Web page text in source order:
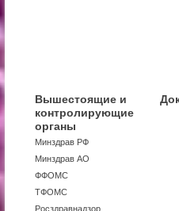
Вышестоящие и
контролирующие
органы
Минздрав РФ
Минздрав АО
ФФОМС
ТФОМС
Росздравнадзор